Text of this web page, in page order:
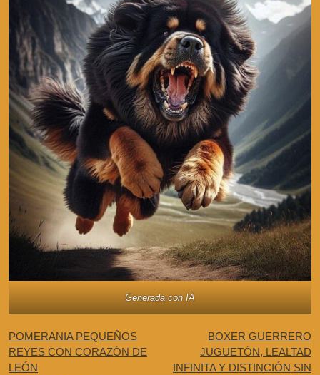
Generada con IA
POMERANIA PEQUEÑOS
REYES CON CORAZÓN DE
LEÓN
BOXER GUERRERO
JUGUETÓN, LEALTAD
INFINITA Y DISTINCIÓN SIN